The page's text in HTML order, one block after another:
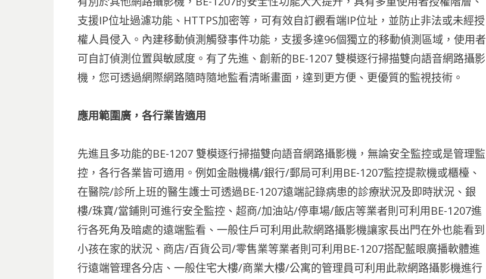
支援IP位址過濾功能、HTTPS加密等，可有效自訂觀看端IP位址，並防止非法或未經授
權人員侵入。內建移動偵測觸發事件功能，支援多達96個獨立的移動偵測區域，使用者
可自訂偵測位置與敏感度。有了先進、創新的BE-1207 雙模逐行掃描雙向語音網路攝影
機，您可透過網際網路隨時隨地監看清晰畫面，達到更方便、更優質的監視技術。
應用範圍廣，各行業皆適用
先進且多功能的BE-1207 雙模逐行掃描雙向語音網路攝影機，無論安全監控或是管理監
控，各行各業皆可適用。例如金融機構/銀行/郵局可利用BE-1207監控提款機或櫃檯、
在醫院/診所上班的醫生護士可透過BE-1207遠端記錄病患的診療狀況及即時狀況、銀
樓/珠寶/當鋪則可進行安全監控、超商/加油站/停車場/飯店等業者則可利用BE-1207進
行各死角及暗處的遠端監看、一般住戶可利用此款網路攝影機讓家長出門在外也能看到
小孩在家的狀況、商店/百貨公司/零售業等業者則可利用BE-1207搭配藍眼廣播軟體進
行遠端管理各分店、一般住宅大樓/商業大樓/公寓的管理員可利用此款網路攝影機進行